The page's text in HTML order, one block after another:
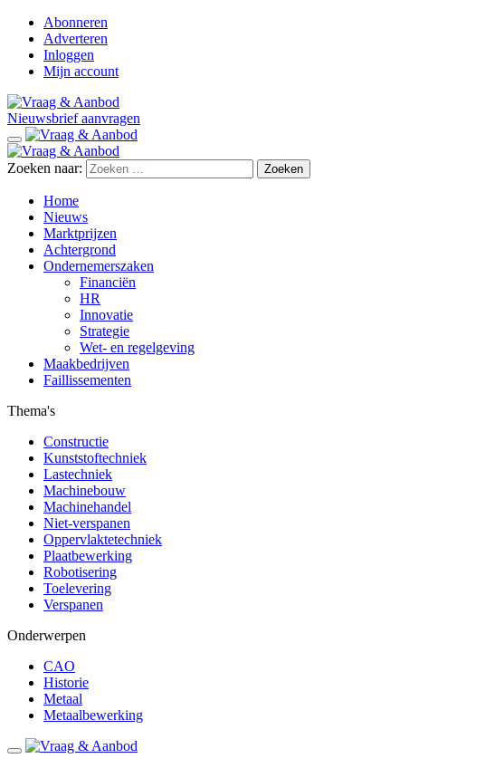
Abonneren
Adverteren
Inloggen
Mijn account
Nieuwsbrief aanvragen
Zoeken naar:
Home
Nieuws
Marktprijzen
Achtergrond
Ondernemerszaken
Financiën
HR
Innovatie
Strategie
Wet- en regelgeving
Maakbedrijven
Faillissementen
Thema's
Constructie
Kunststoftechniek
Lastechniek
Machinebouw
Machinehandel
Niet-verspanen
Oppervlaktetechniek
Plaatbewerking
Robotisering
Toelevering
Verspanen
Onderwerpen
CAO
Historie
Metaal
Metaalbewerking